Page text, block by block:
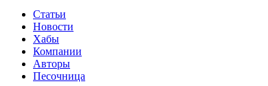
Статьи
Новости
Хабы
Компании
Авторы
Песочница